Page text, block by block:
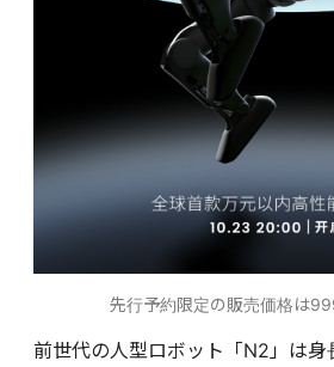
先行予約限定の販売価格は
前世代の人型ロボット「N2」は